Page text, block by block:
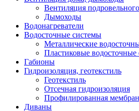
Вентиляция
Дымоходы
Водонагреватели
Водосточные системы
Металлические
Пластиковые водосточные
Габионы
Гидроизоляция, геотекстиль
Геотекстиль
Отсечная гидроизоляция
Профилированная
Диваны